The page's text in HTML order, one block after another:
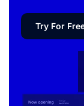
Try For